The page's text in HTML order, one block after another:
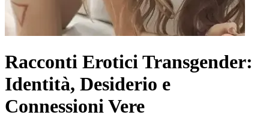
Racconti Erotici Transgender:
Identità, Desiderio e
Connessioni Vere